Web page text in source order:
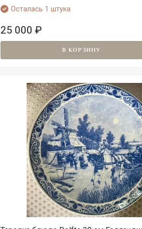
Осталась 1 штука
25 000 ₽
В КОРЗИНУ